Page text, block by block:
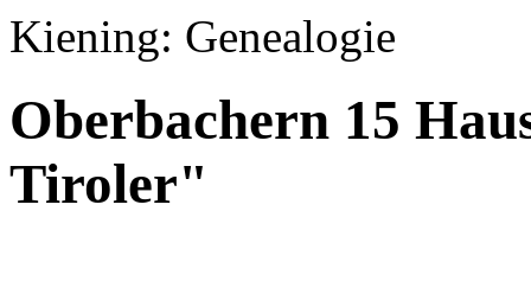
Kiening: Genealogie
Oberbachern 15
Tiroler"